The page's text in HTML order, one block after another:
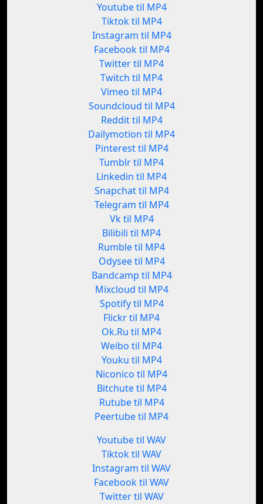
Youtube til MP4
Tiktok til MP4
Instagram til MP4
Facebook til MP4
Twitter til MP4
Twitch til MP4
Vimeo til MP4
Soundcloud til MP4
Reddit til MP4
Dailymotion til MP4
Pinterest til MP4
Tumblr til MP4
Linkedin til MP4
Snapchat til MP4
Telegram til MP4
Vk til MP4
Bilibili til MP4
Rumble til MP4
Odysee til MP4
Bandcamp til MP4
Mixcloud til MP4
Spotify til MP4
Flickr til MP4
Ok.Ru til MP4
Weibo til MP4
Youku til MP4
Niconico til MP4
Bitchute til MP4
Rutube til MP4
Peertube til MP4
Youtube til WAV
Tiktok til WAV
Instagram til WAV
Facebook til WAV
Twitter til WAV